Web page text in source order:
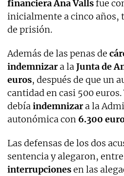
financiera Ana Vallsfue
inicialmente a cinco años,
de prisión.
Además de las penas de
indemnizara laJunta de
euros, después de que un
cantidad en casi 500 euros.
debíaindemnizara la
autonómica con 6.300
Las defensas de los dos
sentencia y alegaron,
interrupcionesen las